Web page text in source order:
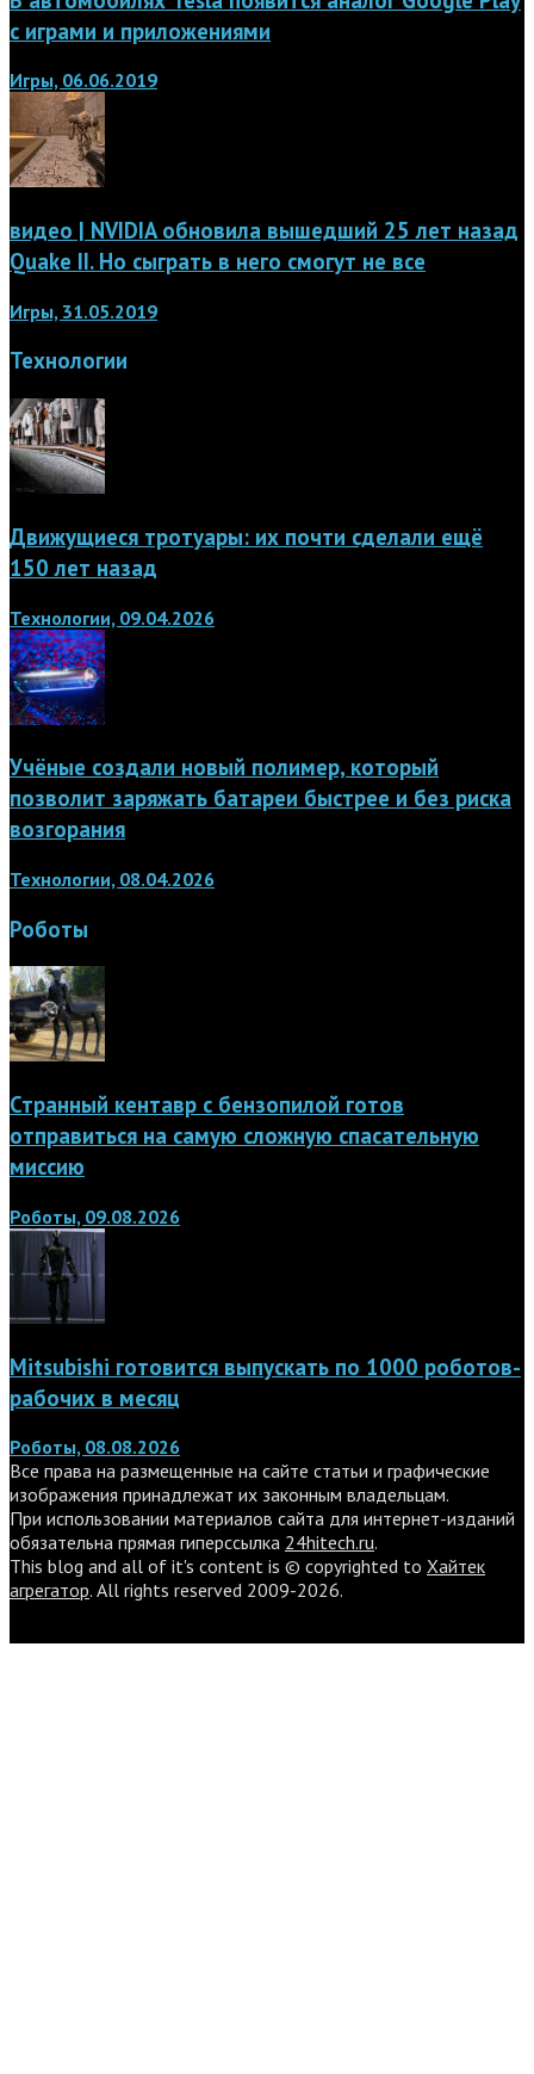
с играми и приложениями
Игры, 06.06.2019
видео | NVIDIA обновила вышедший 25 лет назад
Quake II. Но сыграть в него смогут не все
Игры, 31.05.2019
Технологии
Движущиеся тротуары: их почти сделали ещё
150 лет назад
Технологии, 09.04.2026
Учёные создали новый полимер, который
позволит заряжать батареи быстрее и без риска
возгорания
Технологии, 08.04.2026
Роботы
Странный кентавр с бензопилой готов
отправиться на самую сложную спасательную
миссию
Роботы, 09.08.2026
Mitsubishi готовится выпускать по 1000 роботов-
рабочих в месяц
Роботы, 08.08.2026
Все права на размещенные на сайте статьи и графические
изображения принадлежат их законным владельцам.
При использовании материалов сайта для интернет-изданий
обязательна прямая гиперссылка 24hitech.ru.
This blog and all of it's content is © copyrighted to Хайтек
агрегатор. All rights reserved 2009-2026.